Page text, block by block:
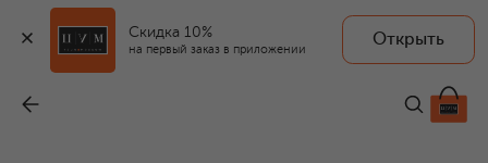
Скидка 10%
на первый заказ в приложении
Открыть